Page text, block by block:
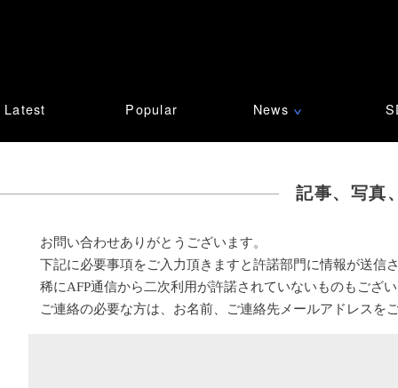
Latest Popular News ∨
記事、写真
お問い合わせありがとうございます。
下記に必要事項をご入力頂きますと許諾部門に情報が送信
稀にAFP通信から二次利用が許諾されていないものもござ
ご連絡の必要な方は、お名前、ご連絡先メールアドレスを